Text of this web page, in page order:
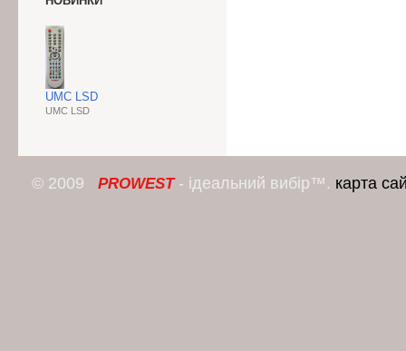
UMC LSD
UMC LSD
© 2009 PROWEST- ідеальний вибір™. карта